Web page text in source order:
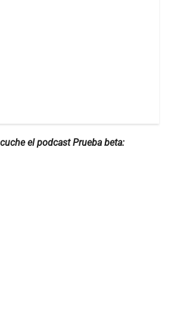
el podcast Prueba beta: